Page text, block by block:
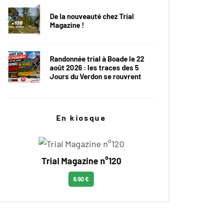
De la nouveauté chez Trial
Magazine !
Randonnée trial à Boade le 22
août 2026 : les traces des 5
Jours du Verdon se rouvrent
En kiosque
Trial Magazine n°120
6.90 €